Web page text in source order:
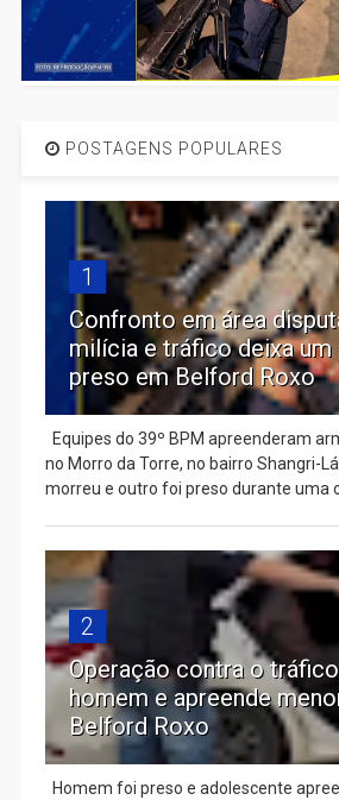
POSTAGENS POPULARES
1
Confronto em área
milícia e tráfico deixa
preso em Belford Roxo
Equipes do 39º BPM apreenderam
no Morro da Torre, no bairro Shangri-
morreu e outro foi preso durante uma
2
Operação contra o
homem e apreende
Belford Roxo
Homem foi preso e adolescente